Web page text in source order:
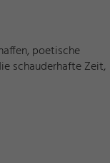
poetische
schauderhafte Zeit,